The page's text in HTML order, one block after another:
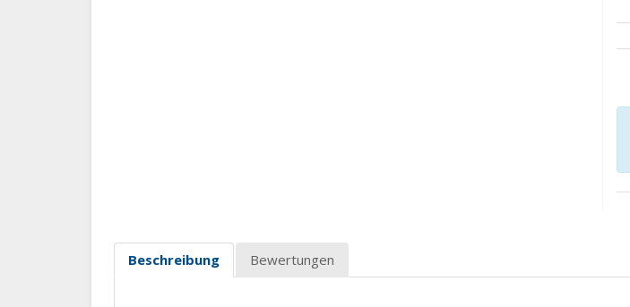
Beschreibung Bewertungen